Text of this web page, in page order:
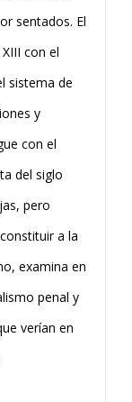
sentados. El
con el
sistema de
y
con el
del siglo
pero
a la
examina en
penal y
verían en